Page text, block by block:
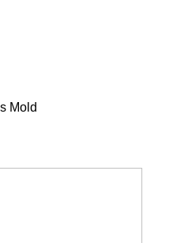
Mold